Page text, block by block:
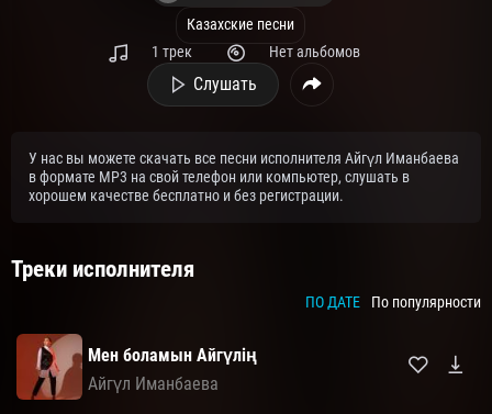
Казахские песни
1 трек
Нет альбомов
Слушать
У нас вы можете скачать все песни исполнителя Айгүл Иманбаевa
в формате MP3 на свой телефон или компьютер, слушать в
хорошем качестве бесплатно и без регистрации.
Треки исполнителя
ПО ДАТЕ По популярности
Мен боламын Айгүлің
Айгүл Иманбаевa